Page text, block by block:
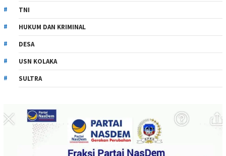
TNI
HUKUM DAN KRIMINAL
DESA
USN KOLAKA
SULTRA